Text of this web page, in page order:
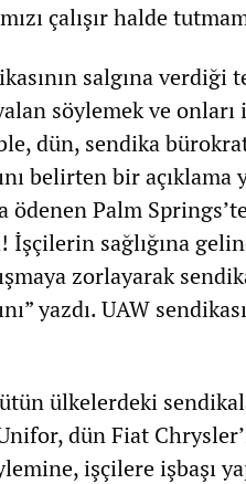
çalışır halde
salgına
söylemek ve
dün, sendika
belirten bir
ödenen Palm
İşçilerin sağlığına
zorlayarak
yazdı. UAW
ülkelerdeki
dün Fiat
işçilere işbaşı